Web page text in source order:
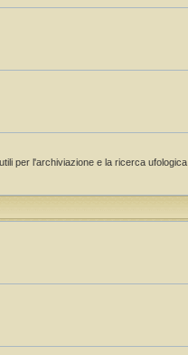
per l'archiviazione e la ricerca ufologica.